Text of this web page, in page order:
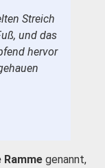
Streich
und das
hervor
Ramme genannt,